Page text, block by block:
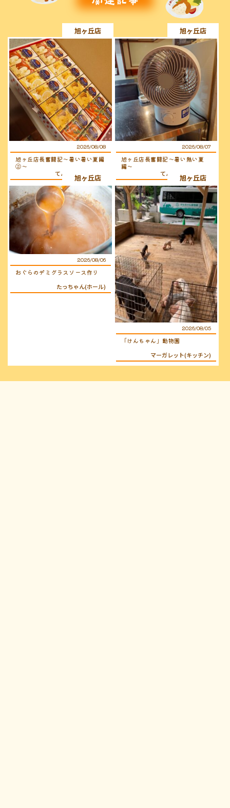
旭ヶ丘店
2026/08/08
旭ヶ丘店長奮闘記〜暑い暑い夏編
②〜
てんちょ〜（店長）
旭ヶ丘店
2026/08/07
旭ヶ丘店長奮闘記〜暑い熱い夏
編〜
てんちょ〜（店長）
旭ヶ丘店
2026/08/06
おぐらのデミグラスソース作り
たっちゃん(ホール)
旭ヶ丘店
2026/08/05
「けんちゃん」動物園
マーガレット(キッチン)